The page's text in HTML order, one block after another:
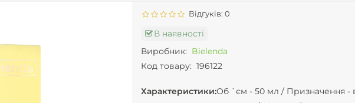
Відгуків: 0
В наявності
Виробник: Bielenda
Код товару: 196122
Характеристики:Об `єм - 50 мл / Призначення -